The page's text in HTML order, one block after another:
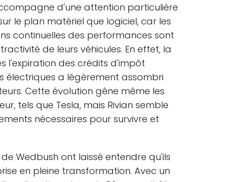
d'une attention particulière
le plan matériel que logiciel, car les
continuelles des performances sont
de leurs véhicules. En effet, la
l'expiration des crédits d'impôt
électriques a légèrement assombri
Cette évolution gêne même les
tels que Tesla, mais Rivian semble
nécessaires pour survivre et
Wedbush ont laissé entendre qu'ils
en pleine transformation. Avec un